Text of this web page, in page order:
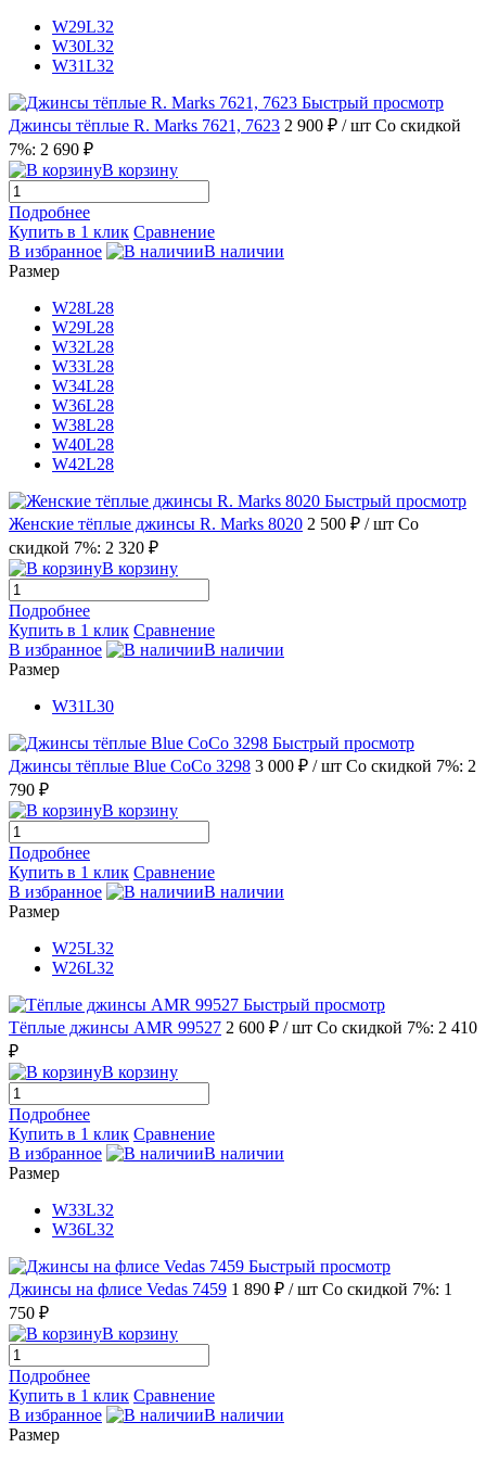
W29L32
W30L32
W31L32
Быстрый просмотр
Джинсы тёплые R. Marks 7621, 7623 2 900 ₽ / шт Со скидкой
7%: 2 690 ₽
В корзину
Подробнее
Купить в 1 клик Сравнение
В избранное
В наличии
Размер
W28L28
W29L28
W32L28
W33L28
W34L28
W36L28
W38L28
W40L28
W42L28
Быстрый просмотр
Женские тёплые джинсы R. Marks 8020 2 500 ₽ / шт Со
скидкой 7%: 2 320 ₽
В корзину
Подробнее
Купить в 1 клик Сравнение
В избранное
В наличии
Размер
W31L30
Быстрый просмотр
Джинсы тёплые Blue CoCo 3298 3 000 ₽ / шт Со скидкой 7%: 2
790 ₽
В корзину
Подробнее
Купить в 1 клик Сравнение
В избранное
В наличии
Размер
W25L32
W26L32
Быстрый просмотр
Тёплые джинсы AMR 99527 2 600 ₽ / шт Со скидкой 7%: 2 410
₽
В корзину
Подробнее
Купить в 1 клик Сравнение
В избранное
В наличии
Размер
W33L32
W36L32
Быстрый просмотр
Джинсы на флисе Vedas 7459 1 890 ₽ / шт Со скидкой 7%: 1
750 ₽
В корзину
Подробнее
Купить в 1 клик Сравнение
В избранное
В наличии
Размер